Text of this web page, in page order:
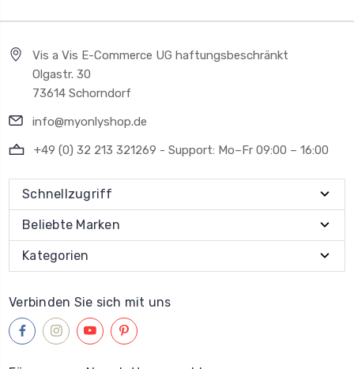
Vis a Vis E-Commerce UG haftungsbeschränkt
Olgastr. 30
73614 Schorndorf
info@myonlyshop.de
+49 (0) 32 213 321269 - Support: Mo–Fr 09:00 – 16:00
Schnellzugriff
Beliebte Marken
Kategorien
Verbinden Sie sich mit uns